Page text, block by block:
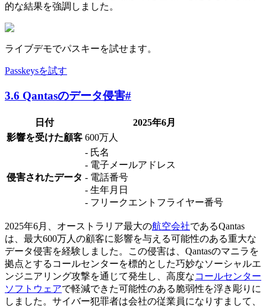
的な結果を強調しました。
ライブデモでパスキーを試せます。
Passkeysを試す
3.6 Qantasのデータ侵害#
日付
2025年6月
影響を受けた顧客 600万人
侵害されたデータ
- 氏名
- 電子メールアドレス
- 電話番号
- 生年月日
- フリークエントフライヤー番号
2025年6月、オーストラリア最大の航空会社であるQantas
は、最大600万人の顧客に影響を与える可能性のある重大な
データ侵害を経験しました。この侵害は、Qantasのマニラを
拠点とするコールセンターを標的とした巧妙なソーシャルエ
ンジニアリング攻撃を通じて発生し、高度なコールセンター
ソフトウェアで軽減できた可能性のある脆弱性を浮き彫りに
しました。サイバー犯罪者は会社の従業員になりすまして、